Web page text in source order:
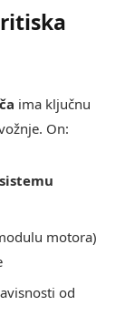
ima ključnu
On:
motora)
od